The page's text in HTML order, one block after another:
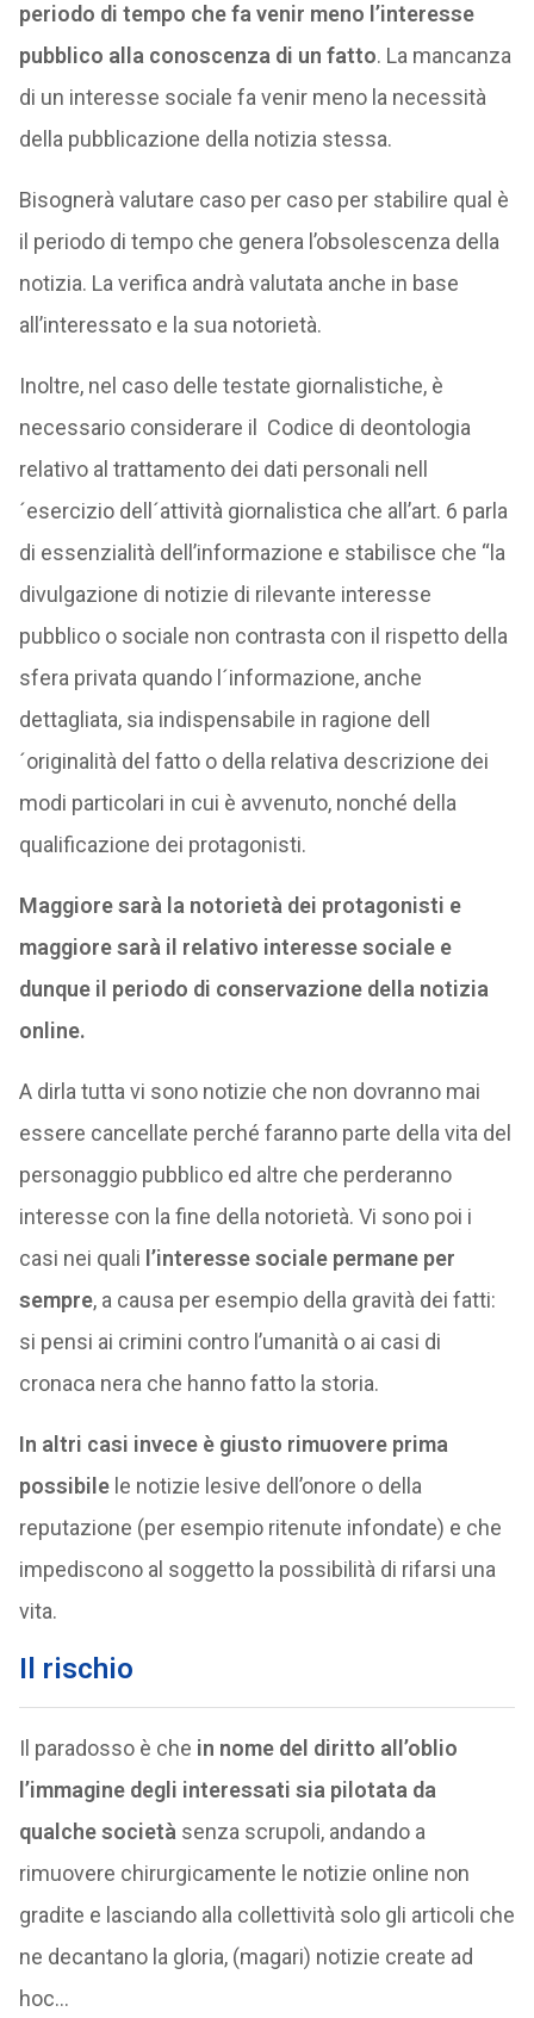
periodo di tempo che fa venir meno l’interesse
pubblico alla conoscenza di un fatto. La mancanza
di un interesse sociale fa venir meno la necessità
della pubblicazione della notizia stessa.
Bisognerà valutare caso per caso per stabilire qual è
il periodo di tempo che genera l’obsolescenza della
notizia. La verifica andrà valutata anche in base
all’interessato e la sua notorietà.
Inoltre, nel caso delle testate giornalistiche, è
necessario considerare il
Codice di deontologia
relativo al trattamento dei dati personali nell
´esercizio dell´attività giornalistica che all’art. 6 parla
di essenzialità dell’informazione e stabilisce che “la
divulgazione di notizie di rilevante interesse
pubblico o sociale non contrasta con il rispetto della
sfera privata quando l´informazione, anche
dettagliata, sia indispensabile in ragione dell
´originalità del fatto o della relativa descrizione dei
modi particolari in cui è avvenuto, nonché della
qualificazione dei protagonisti.
Maggiore sarà la notorietà dei protagonisti e
maggiore sarà il relativo interesse sociale e
dunque il periodo di conservazione della notizia
online.
A dirla tutta vi sono notizie che non dovranno mai
essere cancellate perché faranno parte della vita del
personaggio pubblico ed altre che perderanno
interesse con la fine della notorietà. Vi sono poi i
casi nei quali l’interesse sociale permane per
sempre, a causa per esempio della gravità dei fatti:
si pensi ai crimini contro l’umanità o ai casi di
cronaca nera che hanno fatto la storia.
In altri casi invece è giusto rimuovere prima
possibilele notizie lesive dell’onore o della
reputazione (per esempio ritenute infondate) e che
impediscono al soggetto la possibilità di rifarsi una
vita.
Il rischio
Il paradosso è che in nome del diritto all’oblio
l’immagine degli interessati sia pilotata da
qualche società senza scrupoli, andando a
rimuovere chirurgicamente le notizie online non
gradite e lasciando alla collettività solo gli articoli che
ne decantano la gloria, (magari) notizie create ad
hoc…